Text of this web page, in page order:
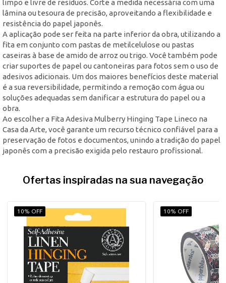
limpo e livre de resíduos. Corte a medida necessária com uma
lâmina ou tesoura de precisão, aproveitando a flexibilidade e
resistência do papel japonês.
A aplicação pode ser feita na parte inferior da obra, utilizando a
fita em conjunto com pastas de metilcelulose ou pastas
caseiras à base de amido de arroz ou trigo. Você também pode
criar suportes de papel ou cantoneiras para fotos sem o uso de
adesivos adicionais. Um dos maiores benefícios deste material
é a sua reversibilidade, permitindo a remoção com água ou
soluções adequadas sem danificar a estrutura do papel ou a
obra.
Ao escolher a Fita Adesiva Mulberry Hinging Tape Lineco na
Casa da Arte, você garante um recurso técnico confiável para a
preservação de fotos e documentos, unindo a tradição do papel
japonês com a precisão exigida pelo restauro profissional.
Ofertas inspiradas na sua navegação
10% OFF 10% OFF